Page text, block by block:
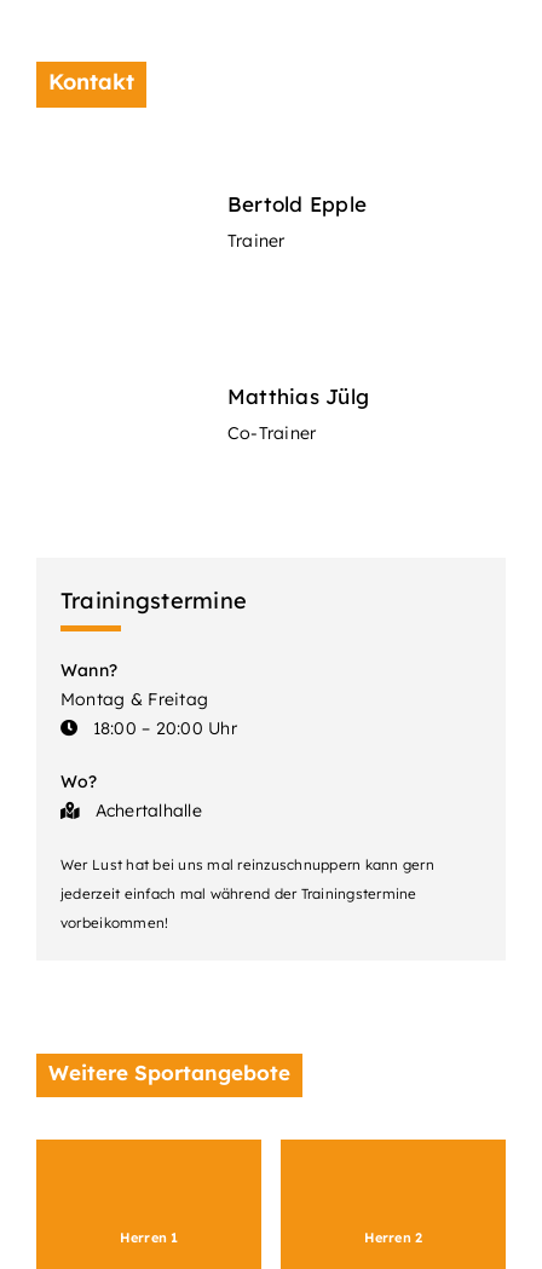
Kontakt
Bertold Epple
Trainer
Matthias Jülg
Co-Trainer
Trainingstermine
Wann?
Montag & Freitag
18:00 – 20:00 Uhr
Wo?
Achertalhalle
Wer Lust hat bei uns mal reinzuschnuppern kann gern
jederzeit einfach mal während der Trainingstermine
vorbeikommen!
Weitere Sportangebote
Herren 1 Herren 2